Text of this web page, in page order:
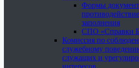
Формы
заполнения
СПО «Справки
Комиссия по
служебному
служащих и
интересов